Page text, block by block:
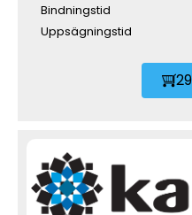
Bindningstid
Uppsägningstid